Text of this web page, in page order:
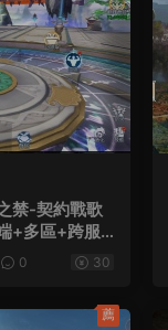
禁-契約戰歌
+多區+跨服
授權後台
0 30
薦